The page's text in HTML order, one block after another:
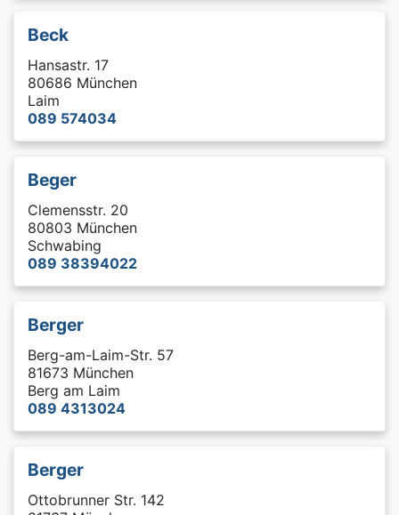
Beck
Hansastr. 17
80686 München
Laim
089 574034
Beger
Clemensstr. 20
80803 München
Schwabing
089 38394022
Berger
Berg-am-Laim-Str. 57
81673 München
Berg am Laim
089 4313024
Berger
Ottobrunner Str. 142